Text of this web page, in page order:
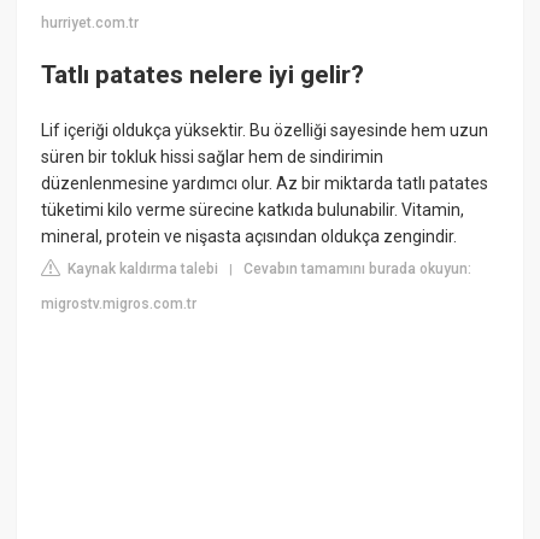
hurriyet.com.tr
Tatlı patates nelere iyi gelir?
Lif içeriği oldukça yüksektir. Bu özelliği sayesinde hem uzun
süren bir tokluk hissi sağlar hem de sindirimin
düzenlenmesine yardımcı olur. Az bir miktarda tatlı patates
tüketimi kilo verme sürecine katkıda bulunabilir. Vitamin,
mineral, protein ve nişasta açısından oldukça zengindir.
Kaynak kaldırma talebi |Cevabın tamamını burada okuyun:
migrostv.migros.com.tr